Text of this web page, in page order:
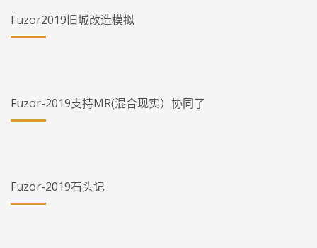
Fuzor2019旧城改造模拟
Fuzor-2019支持MR(混合现实）协同了
Fuzor-2019石头记